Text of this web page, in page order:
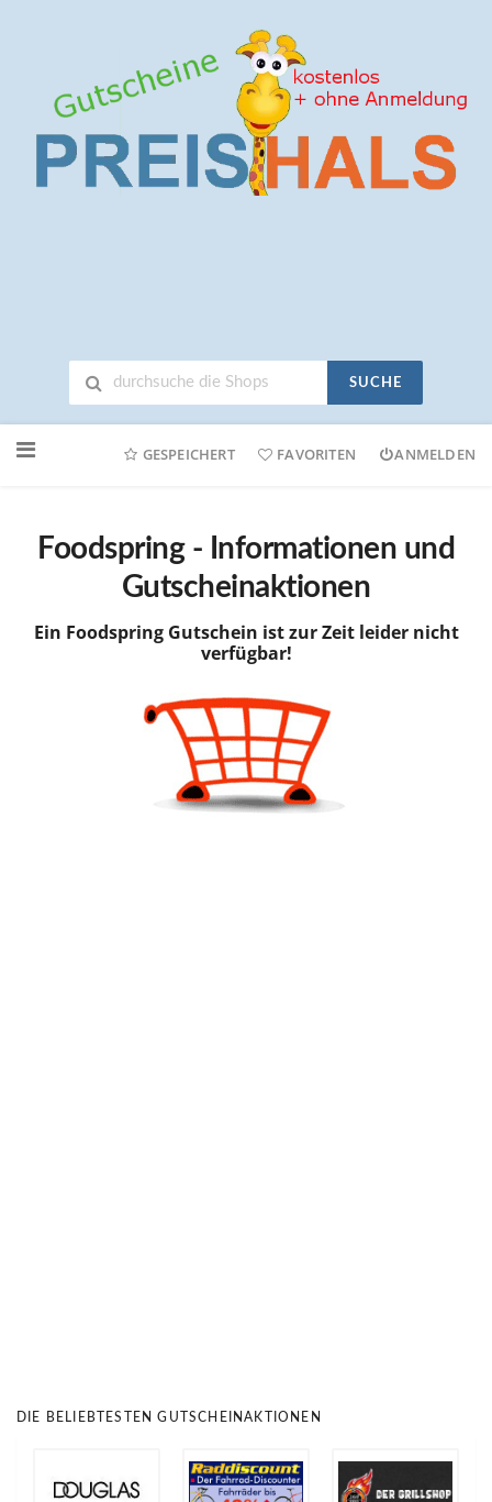
SUCHE
Online-
GESPEICHERT FAVORITEN ANMELDEN
Foodspring - Informationen und
Gutscheinaktionen
Ein Foodspring Gutschein ist zur Zeit leider nicht
verfügbar!
DIE BELIEBTESTEN GUTSCHEINAKTIONEN